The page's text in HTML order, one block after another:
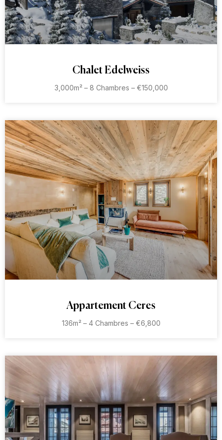
Chalet Edelweiss
3,000m² – 8 Chambres – €150,000
Appartement Ceres
136m² – 4 Chambres – €6,800